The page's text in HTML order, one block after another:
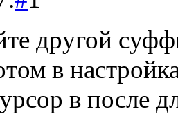
другой
в
в после